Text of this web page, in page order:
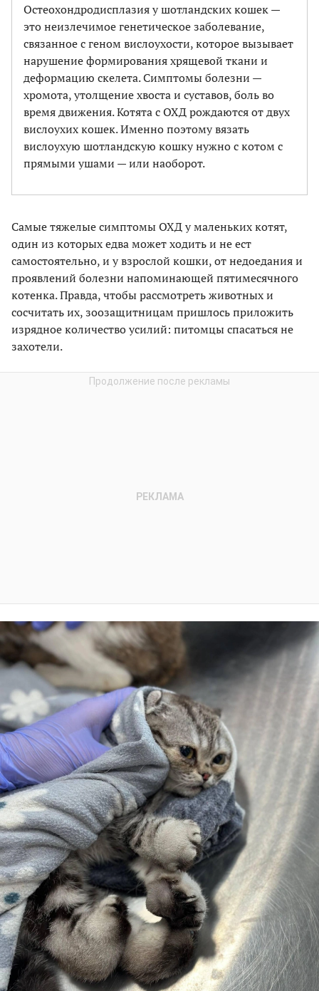
Остеохондродисплазия у шотландских кошек —
это неизлечимое генетическое заболевание,
связанное с геном вислоухости, которое вызывает
нарушение формирования хрящевой ткани и
деформацию скелета. Симптомы болезни —
хромота, утолщение хвоста и суставов, боль во
время движения. Котята с ОХД рождаются от двух
вислоухих кошек. Именно поэтому вязать
вислоухую шотландскую кошку нужно с котом с
прямыми ушами — или наоборот.
Самые тяжелые симптомы ОХД у маленьких котят,
один из которых едва может ходить и не ест
самостоятельно, и у взрослой кошки, от недоедания и
проявлений болезни напоминающей пятимесячного
котенка. Правда, чтобы рассмотреть животных и
сосчитать их, зоозащитницам пришлось приложить
изрядное количество усилий: питомцы спасаться не
захотели.